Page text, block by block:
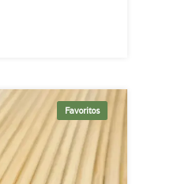
Favoritos